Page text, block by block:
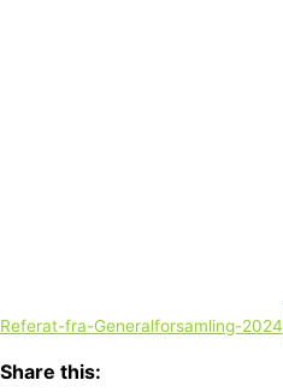
Referat-fra-Generalforsamling-2024
Share this: